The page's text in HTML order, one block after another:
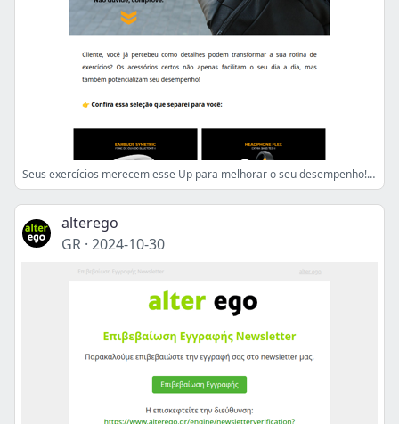
Seus exercícios merecem esse Up para melhorar o seu desempenho!🔥
alterego
GR · 2024-10-30